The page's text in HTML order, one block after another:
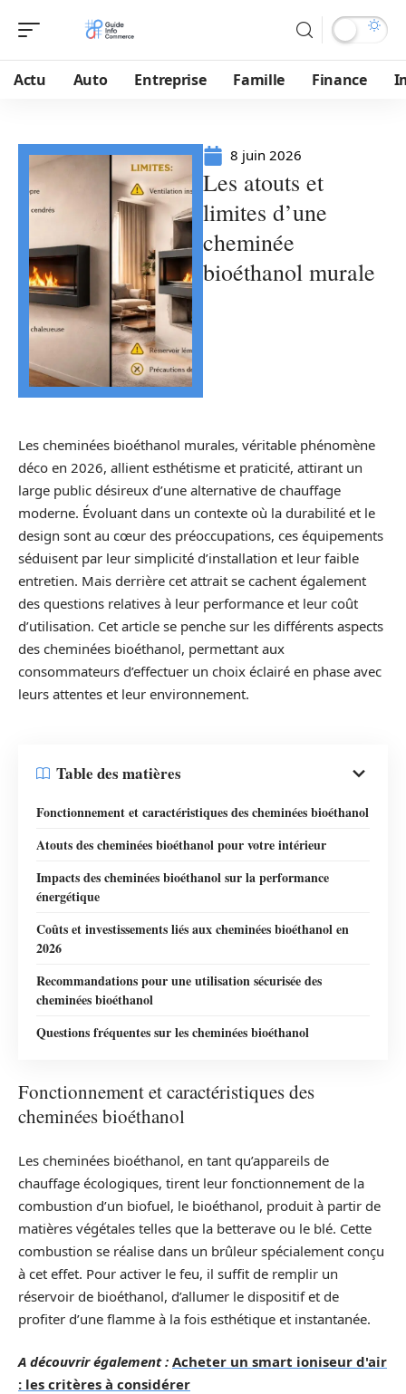
Actu Auto Entreprise Famille Finance
8 juin 2026
Les atouts et
limites d’une
cheminée
bioéthanol murale
Les cheminées bioéthanol murales, véritable phénomène
déco en 2026, allient esthétisme et praticité, attirant un
large public désireux d’une alternative de chauffage
moderne. Évoluant dans un contexte où la durabilité et le
design sont au cœur des préoccupations, ces équipements
séduisent par leur simplicité d’installation et leur faible
entretien. Mais derrière cet attrait se cachent également
des questions relatives à leur performance et leur coût
d’utilisation. Cet article se penche sur les différents aspects
des cheminées bioéthanol, permettant aux
consommateurs d’effectuer un choix éclairé en phase avec
leurs attentes et leur environnement.
Table des matières
Fonctionnement et caractéristiques des cheminées bioéthanol
Atouts des cheminées bioéthanol pour votre intérieur
Impacts des cheminées bioéthanol sur la performance
énergétique
Coûts et investissements liés aux cheminées bioéthanol en
2026
Recommandations pour une utilisation sécurisée des
cheminées bioéthanol
Questions fréquentes sur les cheminées bioéthanol
Fonctionnement et caractéristiques des
cheminées bioéthanol
Les cheminées bioéthanol, en tant qu’appareils de
chauffage écologiques, tirent leur fonctionnement de la
combustion d’un biofuel, le bioéthanol, produit à partir de
matières végétales telles que la betterave ou le blé. Cette
combustion se réalise dans un brûleur spécialement conçu
à cet effet. Pour activer le feu, il suffit de remplir un
réservoir de bioéthanol, d’allumer le dispositif et de
profiter d’une flamme à la fois esthétique et instantanée.
A découvrir également : Acheter un smart ioniseur d'air
: les critères à considérer